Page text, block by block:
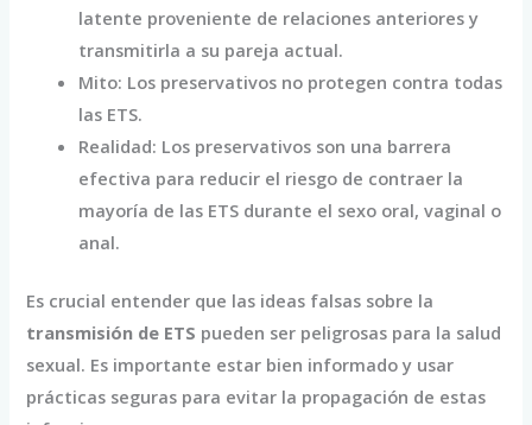
latente proveniente de relaciones anteriores y
transmitirla a su pareja actual.
Mito: Los preservativos no protegen contra todas
las ETS.
Realidad: Los preservativos son una barrera
efectiva para reducir el riesgo de contraer la
mayoría de las ETS durante el sexo oral, vaginal o
anal.
Es crucial entender que las ideas falsas sobre la
transmisión de ETS pueden ser peligrosas para la salud
sexual. Es importante estar bien informado y usar
prácticas seguras para evitar la propagación de estas